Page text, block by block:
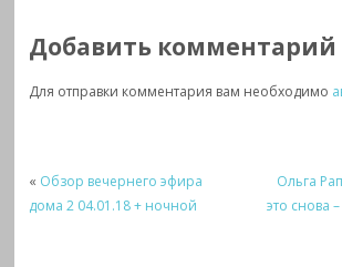
Добавить комментарий
Для отправки комментария вам необходимо
« Обзор вечернего эфира
дома 2 04.01.18 + ночной
Ольга
это снова